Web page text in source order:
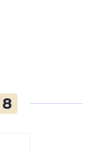
8